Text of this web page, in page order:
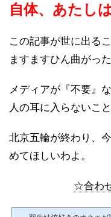
自体、あたし
この記事が世に出る
ますますひん曲がっ
メディアが『不要』
人の耳に入らないこ
北京五輪が終わり、
めてほしいわよ。
☆合わ